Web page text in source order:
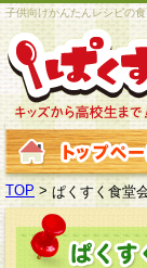
子供向けかんたんレシピの食
TOP > ぱくすく食堂